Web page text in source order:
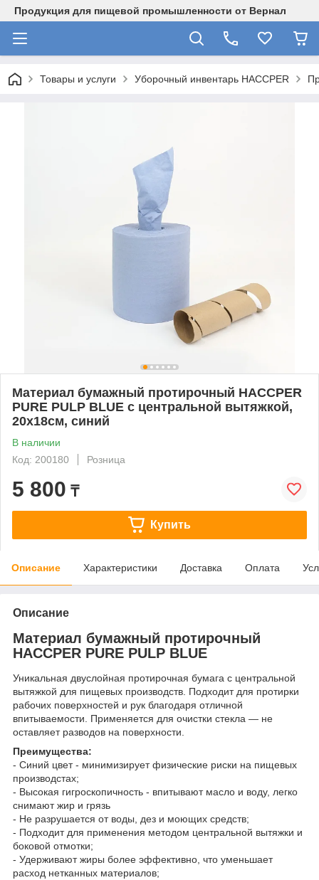
Продукция для пищевой промышленности от Вернал
Товары и услуги Уборочный инвентарь HACCPER
Материал бумажный протирочный HACCPER
PURE PULP BLUE с центральной вытяжкой,
20x18см, синий
В наличии
Код: 200180
Розница
5 800 ₸
Купить
Описание Характеристики Доставка Оплата
Описание
Материал бумажный протирочный
HACCPER PURE PULP BLUE
Уникальная двуслойная протирочная бумага с центральной
вытяжкой для пищевых производств. Подходит для протирки
рабочих поверхностей и рук благодаря отличной
впитываемости. Применяется для очистки стекла — не
оставляет разводов на поверхности.
Преимущества:
- Синий цвет - минимизирует физические риски на пищевых
производстах;
- Высокая гигроскопичность - впитывают масло и воду, легко
снимают жир и грязь
- Не разрушается от воды, дез и моющих средств;
- Подходит для применения методом центральной вытяжки и
боковой отмотки;
- Удерживают жиры более эффективно, что уменьшает
расход нетканных материалов;